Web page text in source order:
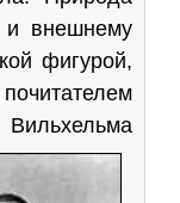
и внешнему
фигурой,
Вильхельма